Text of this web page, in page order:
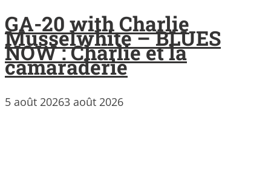
GA-20 with Charlie
Musselwhite – BLUES
NOW : Charlie et la
camaraderie
5 août 20263 août 2026